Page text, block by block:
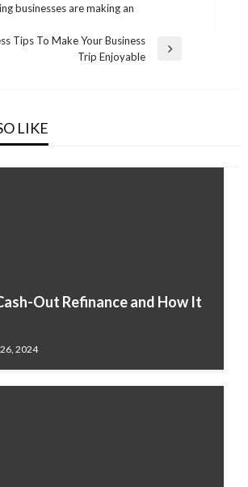
businesses are making an
Tips To Make Your Business
Trip Enjoyable
LIKE
Out Refinance and How It
2024